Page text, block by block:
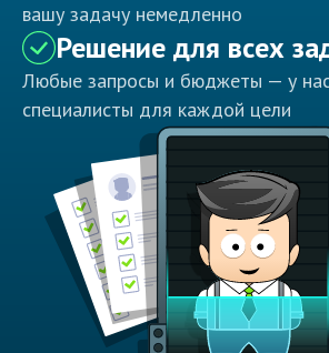
вашу задачу немедленно
Решение для всех
Любые запросы и бюджеты — у
специалисты для каждой цели